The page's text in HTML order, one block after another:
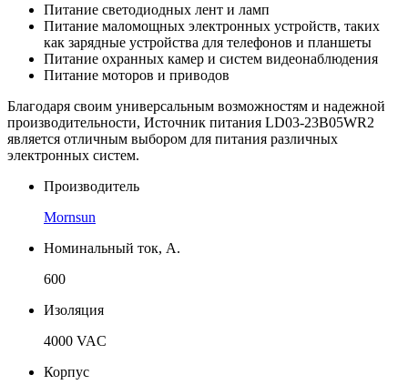
Питание светодиодных лент и ламп
Питание маломощных электронных устройств, таких
как зарядные устройства для телефонов и планшеты
Питание охранных камер и систем видеонаблюдения
Питание моторов и приводов
Благодаря своим универсальным возможностям и надежной
производительности, Источник питания LD03-23B05WR2
является отличным выбором для питания различных
электронных систем.
Производитель
Mornsun
Номинальный ток, А.
600
Изоляция
4000 VAC
Корпус